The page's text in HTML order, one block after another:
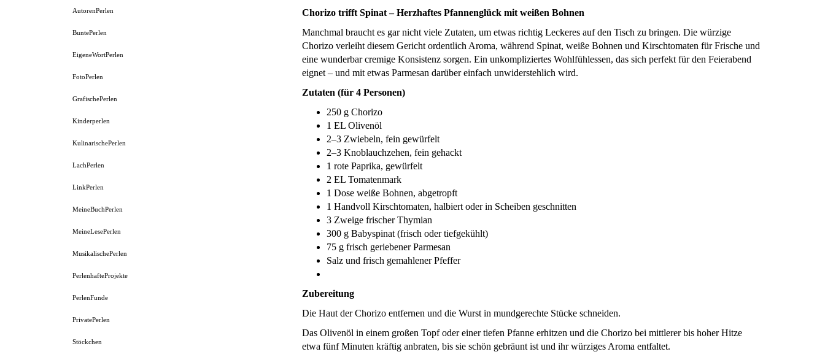
Chorizo trifft Spinat – Herzhaftes Pfannenglück mit weißen Bohnen
Manchmal braucht es gar nicht viele Zutaten, um etwas richtig Leckeres auf den Tisch zu bringen. Die würzige
Chorizo verleiht diesem Gericht ordentlich Aroma, während Spinat, weiße Bohnen und Kirschtomaten für Frische und
eine wunderbar cremige Konsistenz sorgen. Ein unkompliziertes Wohlfühlessen, das sich perfekt für den Feierabend
eignet – und mit etwas Parmesan darüber einfach unwiderstehlich wird.
Zutaten (für 4 Personen)
250 g Chorizo
1 EL Olivenöl
2–3 Zwiebeln, fein gewürfelt
2–3 Knoblauchzehen, fein gehackt
1 rote Paprika, gewürfelt
2 EL Tomatenmark
1 Dose weiße Bohnen, abgetropft
1 Handvoll Kirschtomaten, halbiert oder in Scheiben geschnitten
3 Zweige frischer Thymian
300 g Babyspinat (frisch oder tiefgekühlt)
75 g frisch geriebener Parmesan
Salz und frisch gemahlener Pfeffer
Zubereitung
Die Haut der Chorizo entfernen und die Wurst in mundgerechte Stücke schneiden.
Das Olivenöl in einem großen Topf oder einer tiefen Pfanne erhitzen und die Chorizo bei mittlerer bis hoher Hitze
etwa fünf Minuten kräftig anbraten, bis sie schön gebräunt ist und ihr würziges Aroma entfaltet.
AutorenPerlen
BuntePerlen
EigeneWortPerlen
FotoPerlen
GrafischePerlen
Kinderperlen
KulinarischePerlen
LachPerlen
LinkPerlen
MeineBuchPerlen
MeineLesePerlen
MusikalischePerlen
PerlenhafteProjekte
PerlenFunde
PrivatePerlen
Stöckchen